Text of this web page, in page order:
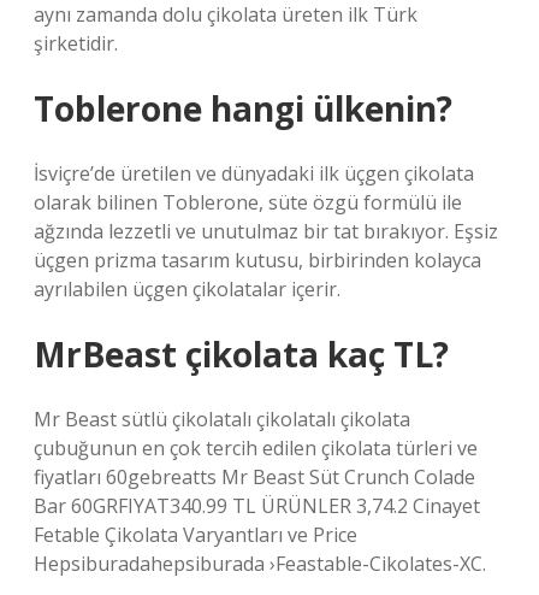
aynı zamanda dolu çikolata üreten ilk Türk
şirketidir.
Toblerone hangi ülkenin?
İsviçre’de üretilen ve dünyadaki ilk üçgen çikolata
olarak bilinen Toblerone, süte özgü formülü ile
ağzında lezzetli ve unutulmaz bir tat bırakıyor. Eşsiz
üçgen prizma tasarım kutusu, birbirinden kolayca
ayrılabilen üçgen çikolatalar içerir.
MrBeast çikolata kaç TL?
Mr Beast sütlü çikolatalı çikolatalı çikolata
çubuğunun en çok tercih edilen çikolata türleri ve
fiyatları 60gebreatts Mr Beast Süt Crunch Colade
Bar 60GRFIYAT340.99 TL ÜRÜNLER 3,74.2 Cinayet
Fetable Çikolata Varyantları ve Price
Hepsiburadahepsiburada ›Feastable-Cikolates-XC.